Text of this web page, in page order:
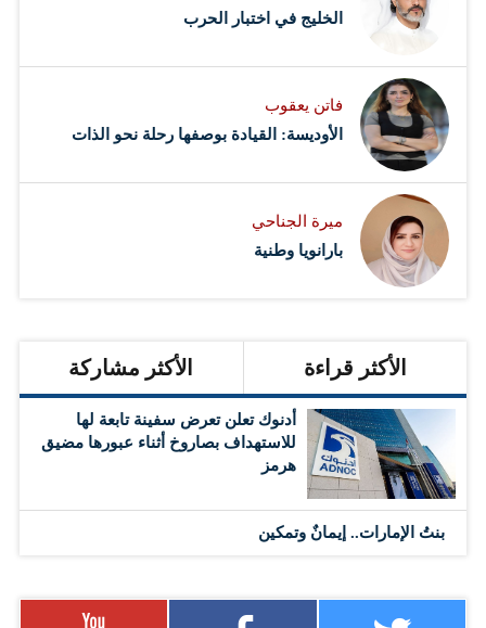
‏الخليج في اختبار الحرب
فاتن يعقوب
الأوديسة: القيادة بوصفها رحلة نحو الذات
ميرة الجناحي
بارانويا وطنية
الأكثر قراءة الأكثر مشاركة
أدنوك تعلن تعرض سفينة تابعة لها
للاستهداف بصاروخ أثناء عبورها مضيق
هرمز
بنتُ الإمارات.. إيمانٌ وتمكين